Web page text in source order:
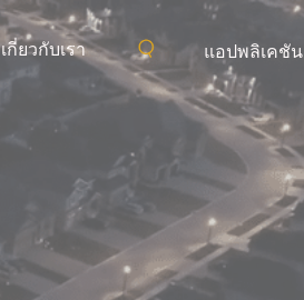
เกี่ยวกับเรา แอปพลิเคชัน